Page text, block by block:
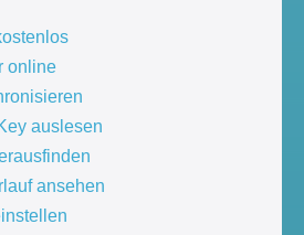
online
auslesen
ansehen